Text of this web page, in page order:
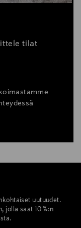
tilat
uutuudet.
jolla saat 10 %:n